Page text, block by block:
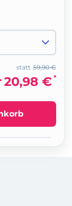
59,90 €
statt
20,98 € *